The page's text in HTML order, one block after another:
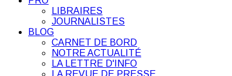
LIBRAIRES
JOURNALISTES
BLOG
CARNET DE BORD
NOTRE ACTUALITÉ
LA LETTRE D'INFO
LA REVUE DE PRESSE